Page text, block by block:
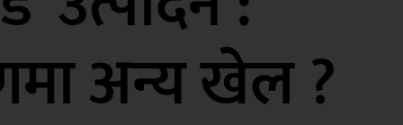
अन्य खेल ?